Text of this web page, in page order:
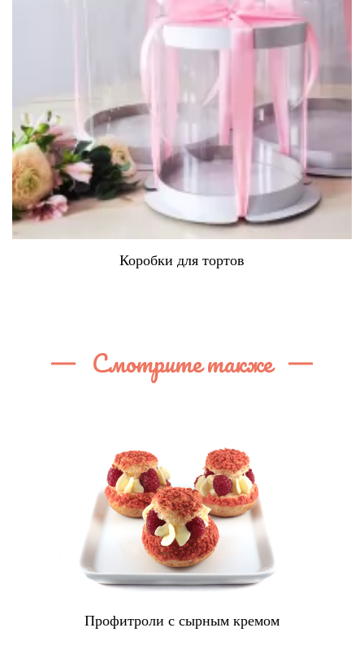
Коробки для тортов
Смотрите также
Профитроли с сырным кремом